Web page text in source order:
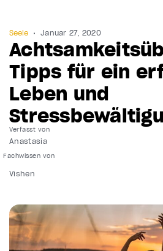
Seele Januar 27, 2020
Tipps für ein
Leben und
Verfasst von
Anastasia
Vishen